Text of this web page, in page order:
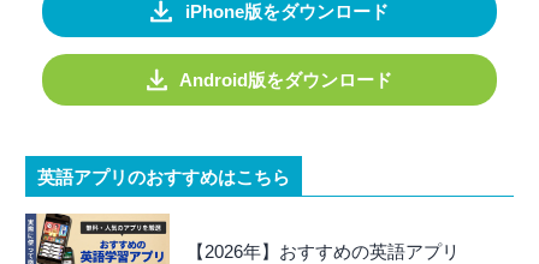
iPhone版をダウンロード
Android版をダウンロード
英語アプリのおすすめはこちら
【2026年】おすすめの英語アプリ